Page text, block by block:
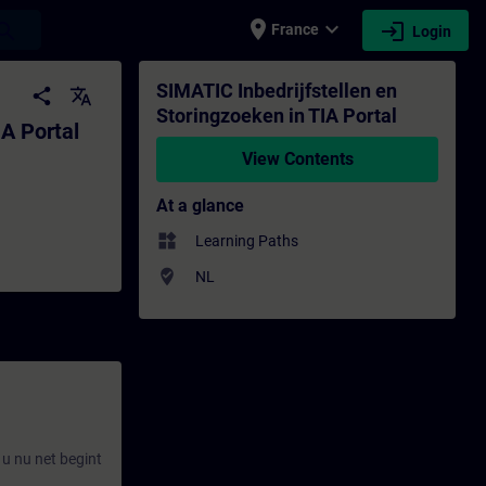
place France expand_more login Login
- Training - Training - Professional
share translate
Portal
nu net begint
SIMATIC Inbedrijfstellen en
Storingzoeken in TIA Portal
View Contents
At a glance
widgets Learning Paths
where_to_vote NL